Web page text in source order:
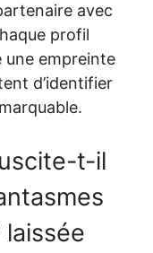
avec
profil
une empreinte
d’identifier
t-il
laissée